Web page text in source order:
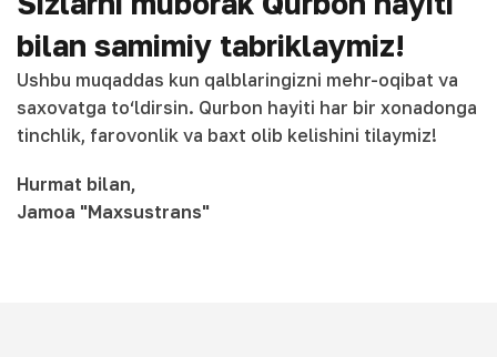
bilan samimiy tabriklaymiz!
Ushbu muqaddas kun qalblaringizni mehr-oqibat va
saxovatga to‘ldirsin. Qurbon hayiti har bir xonadonga
tinchlik, farovonlik va baxt olib kelishini tilaymiz!
Hurmat bilan,
Jamoa "Maxsustrans"